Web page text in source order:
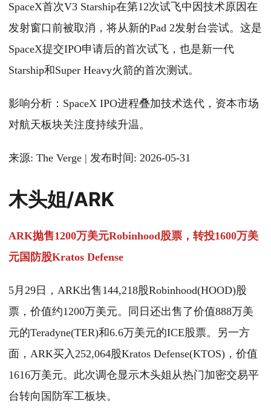
SpaceX首次V3 Starship在第12次试飞中因技术原因在
发射窗口前被取消，将从新的Pad 2发射台尝试。这是
SpaceX提交IPO申请后的首次试飞，也是新一代
Starship和Super Heavy火箭的首次测试。
影响分析：SpaceX IPO进程叠加技术迭代，资本市场
对航天板块关注度持续升温。
来源: The Verge | 发布时间: 2026-05-31
木头姐/ARK
ARK抛售1200万美元Robinhood股票，转投1600万美
元国防股Kratos Defense
5月29日，ARK出售144,218股Robinhood(HOOD)股
票，价值约1200万美元。同日还出售了价值888万美
元的Teradyne(TER)和6.6万美元的ICE股票。另一方
面，ARK买入252,064股Kratos Defense(KTOS)，价值
1616万美元。此次调仓显示木头姐从热门加密交易平
台转向国防军工板块。